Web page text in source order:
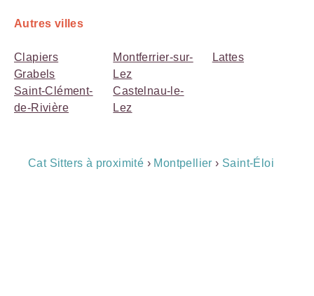
Autres villes
Clapiers
Grabels
Saint-Clément-
de-Rivière
Montferrier-sur-
Lez
Castelnau-le-
Lez
Lattes
Breadcrumb
Cat Sitters à proximité › Montpellier › Saint-Éloi